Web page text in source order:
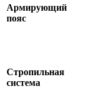
Армирующий
пояс
Стропильная
система